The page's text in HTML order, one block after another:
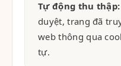
Tự động thu thập:
duyệt, trang đã
web thông qua
tự.